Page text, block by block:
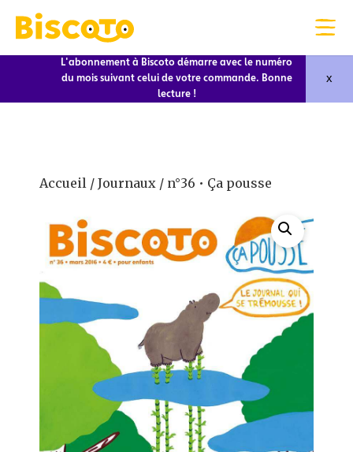
L'abonnement à Biscoto démarre avec le numéro
du mois suivant celui de votre commande. Bonne
lecture !
x
Accueil / Journaux / n°36 • Ça pousse